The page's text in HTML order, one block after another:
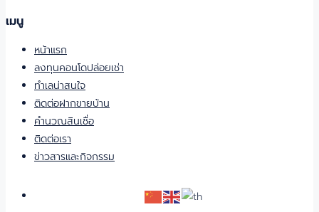
เมนู
หน้าแรก
ลงทุนคอนโดปล่อยเช่า
ทำเลน่าสนใจ
ติดต่อฝากขายบ้าน
คำนวณสินเชื่อ
ติดต่อเรา
ข่าวสารและกิจกรรม